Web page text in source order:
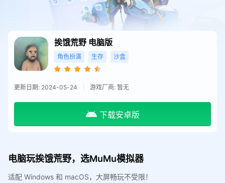
挨饿荒野 电脑版
角色扮演 生存 沙盒
更新日期: 2024-05-24 游戏厂商: 暂无
下载安卓版
电脑玩挨饿荒野，选MuMu模拟器
适配 Windows 和 macOS，大屏畅玩不受限！